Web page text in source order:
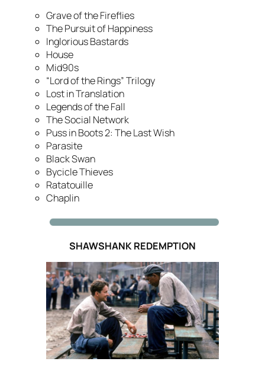
Grave of the Fireflies
The Pursuit of Happiness
Inglorious Bastards
House
Mid90s
“Lord of the Rings” Trilogy
Lost in Translation
Legends of the Fall
The Social Network
Puss in Boots 2: The Last Wish
Parasite
Black Swan
Bycicle Thieves
Ratatouille
Chaplin
SHAWSHANK REDEMPTION